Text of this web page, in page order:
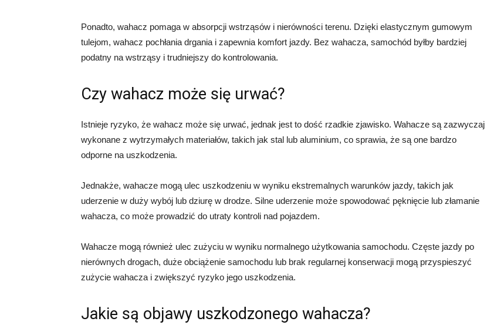
Ponadto, wahacz pomaga w absorpcji wstrząsów i nierówności terenu. Dzięki elastycznym gumowym
tulejom, wahacz pochłania drgania i zapewnia komfort jazdy. Bez wahacza, samochód byłby bardziej
podatny na wstrząsy i trudniejszy do kontrolowania.
Czy wahacz może się urwać?
Istnieje ryzyko, że wahacz może się urwać, jednak jest to dość rzadkie zjawisko. Wahacze są zazwyczaj
wykonane z wytrzymałych materiałów, takich jak stal lub aluminium, co sprawia, że są one bardzo
odporne na uszkodzenia.
Jednakże, wahacze mogą ulec uszkodzeniu w wyniku ekstremalnych warunków jazdy, takich jak
uderzenie w duży wybój lub dziurę w drodze. Silne uderzenie może spowodować pęknięcie lub złamanie
wahacza, co może prowadzić do utraty kontroli nad pojazdem.
Wahacze mogą również ulec zużyciu w wyniku normalnego użytkowania samochodu. Częste jazdy po
nierównych drogach, duże obciążenie samochodu lub brak regularnej konserwacji mogą przyspieszyć
zużycie wahacza i zwiększyć ryzyko jego uszkodzenia.
Jakie są objawy uszkodzonego wahacza?